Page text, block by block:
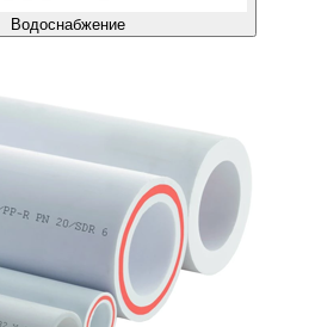
Водоснабжение